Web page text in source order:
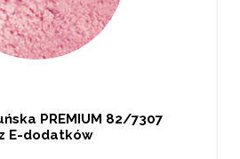
PREMIUM 82/7307
E-dodatków